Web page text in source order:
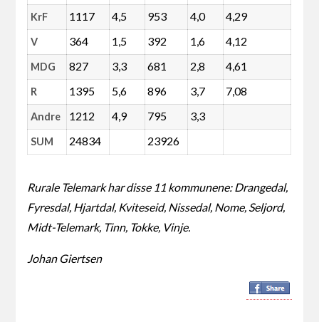
KrF 1117 4,5 953 4,0 4,29
V 364 1,5 392 1,6 4,12
MDG 827 3,3 681 2,8 4,61
R 1395 5,6 896 3,7 7,08
Andre 1212 4,9 795 3,3
SUM 24834 23926
Rurale Telemark har disse 11 kommunene: Drangedal,
Fyresdal, Hjartdal, Kviteseid, Nissedal, Nome, Seljord,
Midt-Telemark, Tinn, Tokke, Vinje.
Johan Giertsen